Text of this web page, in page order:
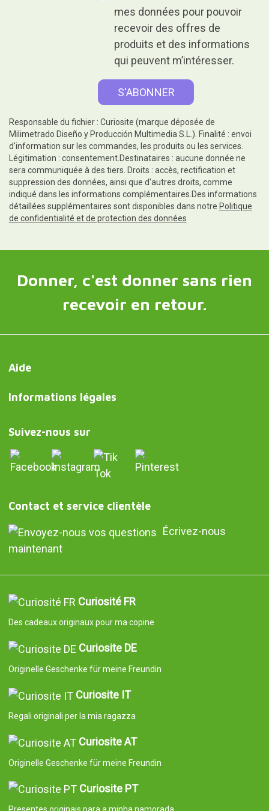
mes données pour pouvoir
recevoir des offres de
produits et des informations
qui peuvent m’intéresser.
Responsable du fichier : Curiosite (marque déposée de
Milimetrado Diseño y Producción Multimedia S.L.). Finalité : envoi
d'information sur les commandes, les produits ou les services.
Légitimation : consentement.Destinataires : aucune donnée ne
sera communiquée à des tiers. Droits : accès, rectification et
suppression des données, ainsi que d'autres droits, comme
indiqué dans les informations complémentaires.Des informations
détaillées supplémentaires sont disponibles dans notre Politique
de confidentialité et de protection des données
Donner, c'est donner sans rien
recevoir en retour.
Aide
Informations légales
Suivez-nous sur
Contact et service clientèle
Écrivez-nous
maintenant
Curiosité FR
Des cadeaux originaux pour ma copine
Curiosite DE
Originelle Geschenke für meine Freundin
Curiosite IT
Regali originali per la mia ragazza
Curiosite AT
Originelle Geschenke für meine Freundin
Curiosite PT